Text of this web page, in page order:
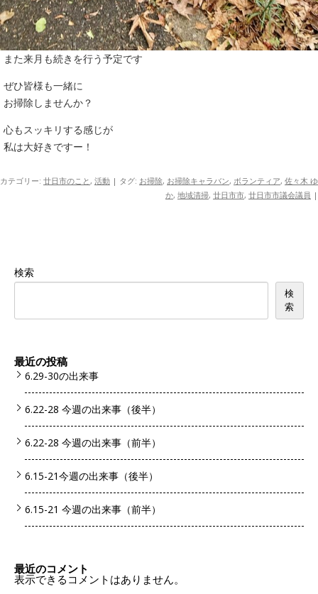
また来月も続きを行う予定です
ぜひ皆様も一緒に
お掃除しませんか？
心もスッキリする感じが
私は大好きですー！
カテゴリー: 廿日市のこと , 活動 | タグ: お掃除, お掃除キャラバン, ボランティア, 佐々木 ゆ
か, 地域清掃, 廿日市市, 廿日市市議会議員 |
検索
検
索
最近の投稿
6.29-30の出来事
6.22-28 今週の出来事（後半）
6.22-28 今週の出来事（前半）
6.15-21今週の出来事（後半）
6.15-21 今週の出来事（前半）
最近のコメント
表示できるコメントはありません。